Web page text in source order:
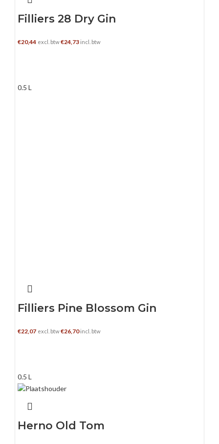
Filliers 28 Dry Gin
€20,44 excl. btw€24,73 incl. btw
0.5 L
Filliers Pine Blossom Gin
€22,07 excl. btw€26,70incl. btw
0.5 L
Herno Old Tom